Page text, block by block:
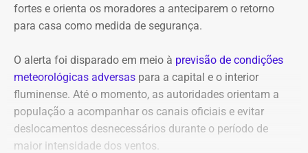
fortes e orienta os moradores a anteciparem o retorno
para casa como medida de segurança.
O alerta foi disparado em meio à previsão de condições
meteorológicas adversas para a capital e o interior
fluminense. Até o momento, as autoridades orientam a
população a acompanhar os canais oficiais e evitar
deslocamentos desnecessários durante o período de
maior intensidade dos ventos.